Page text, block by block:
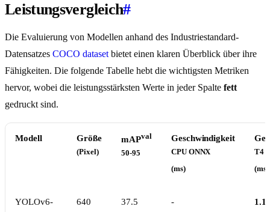
Leistungsvergleich#
Die Evaluierung von Modellen anhand des Industriestandard-
Datensatzes COCO dataset bietet einen klaren Überblick über ihre
Fähigkeiten. Die folgende Tabelle hebt die wichtigsten Metriken
hervor, wobei die leistungsstärksten Werte in jeder Spalte fett
gedruckt sind.
Modell Größe
(Pixel)
mAPval
50-95
Geschwindigkeit
CPU ONNX
(ms)
T4
(ms)
YOLOv6-
640 37.5 -